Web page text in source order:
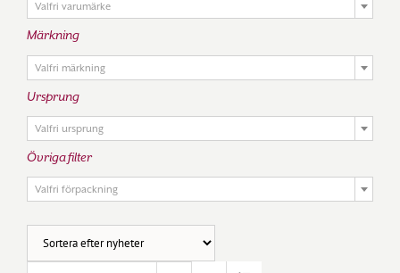
Valfri varumärke
Märkning
Valfri märkning
Ursprung
Valfri ursprung
Övriga filter
Valfri förpackning